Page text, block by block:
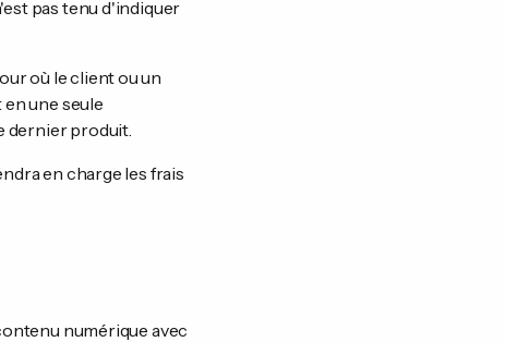
pas tenu d'indiquer
où le client ou un
une seule
dernier produit.
en charge les frais
numérique avec